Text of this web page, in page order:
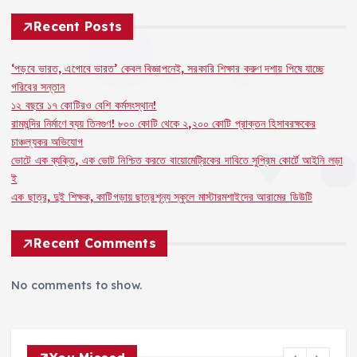
s
a
Recent Posts
‘পড়বে ভারত, এগোবে ভারত’ কেবল বিজ্ঞাপনেই, সরকারি শিক্ষার করুণ দশায় পিষে যাচ্ছে
গরিবের সন্তান
১২ বছরে ১৭ কোটিরও বেশি কর্মসংস্থান!
রামমন্দির নির্মাণে ব্যয় তিনগুণ! ৮০০ কোটি থেকে ২,২০০ কোটি প্রাক্তন হিসাবরক্ষকের
চাঞ্চল্যকর অভিযোগ
ভোটে এক ব্যক্তি, এক ভোট নিশ্চিত করতে বায়োমেট্রিকের দাবিতে সুপ্রিম কোর্টে আইনি লড়া
ই
এক ছাত্র, দুই শিক্ষক, কাটিগড়ায় ছাত্রশূন্য স্কুলে মাস্টারমশাইদের আরামের ডিউটি
Recent Comments
No comments to show.